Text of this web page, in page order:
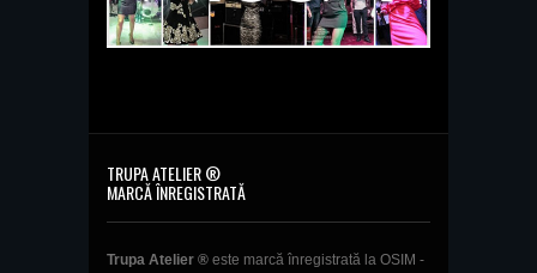
TRUPA ATELIER ®
MARCĂ ÎNREGISTRATĂ
Trupa Atelier ® este marcă înregistrată la OSIM -